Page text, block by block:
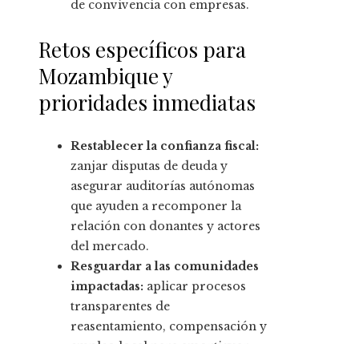
de convivencia con empresas.
Retos específicos para
Mozambique y
prioridades inmediatas
Restablecer la confianza fiscal:
zanjar disputas de deuda y
asegurar auditorías autónomas
que ayuden a recomponer la
relación con donantes y actores
del mercado.
Resguardar a las comunidades
impactadas: aplicar procesos
transparentes de
reasentamiento, compensación y